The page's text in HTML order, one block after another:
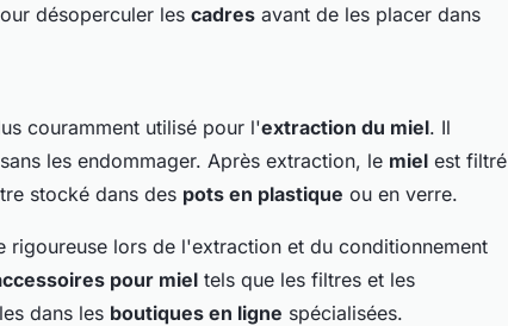
désoperculer les cadres avant de les placer dans
couramment utilisé pour l'extraction du miel. Il
sans les endommager. Après extraction, le miel est filtré
stocké dans des pots en plastique ou en verre.
rigoureuse lors de l'extraction et du conditionnement
pour miel tels que les filtres et les
dans les boutiques en ligne spécialisées.